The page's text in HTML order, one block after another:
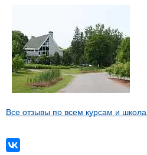
Все отзывы по всем курсам и